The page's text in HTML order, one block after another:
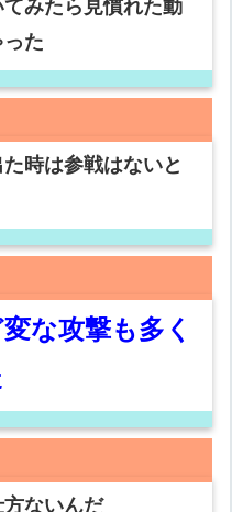
みたら見慣れた動
た
時は参戦はないと
な攻撃も多く
ないんだ